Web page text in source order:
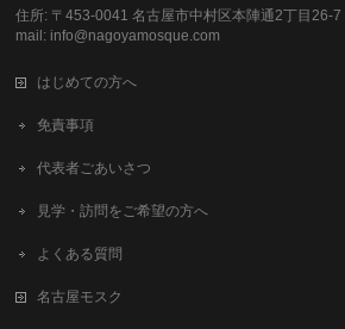
住所: 〒453-0041 名古屋市中村区本陣通2丁目26-7
mail: info@nagoyamosque.com
はじめての方へ
免責事項
代表者ごあいさつ
見学・訪問をご希望の方へ
よくある質問
名古屋モスク